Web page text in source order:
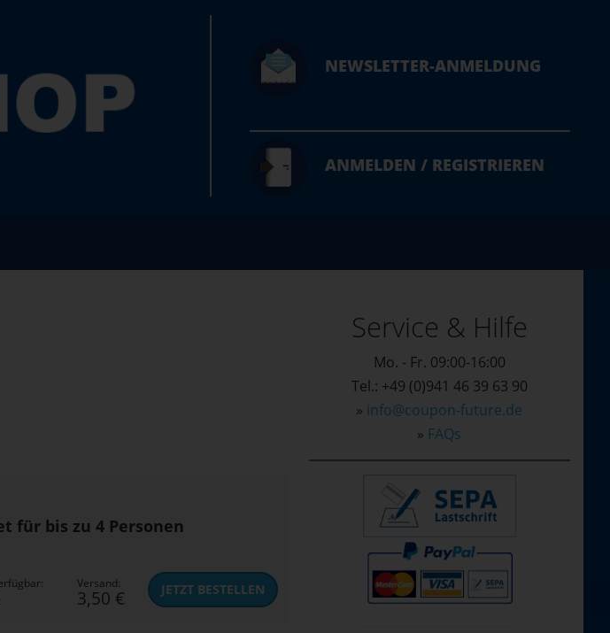
NEWSLETTER-ANMELDUNG
ANMELDEN / REGISTRIEREN
für bis zu 4 Personen
JETZTBESTELLEN
Versand:
3,50 €
Service & Hilfe
Mo. - Fr. 09:00-16:00
Tel.: +49 (0)941 46 39 63 90
» info@coupon-future.de
» FAQs